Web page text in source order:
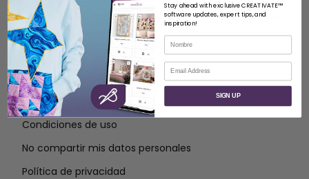
ACERCA DE
Acerca de SVP Worldwide
Póngase en contacto con
Condiciones de uso
No compartir mis datos personales
Política de privacidad
Stay ahead with exclusive CREATIVATE™
software updates, expert tips, and
inspiration!
Nombre
Correo electrónico
SIGN UP